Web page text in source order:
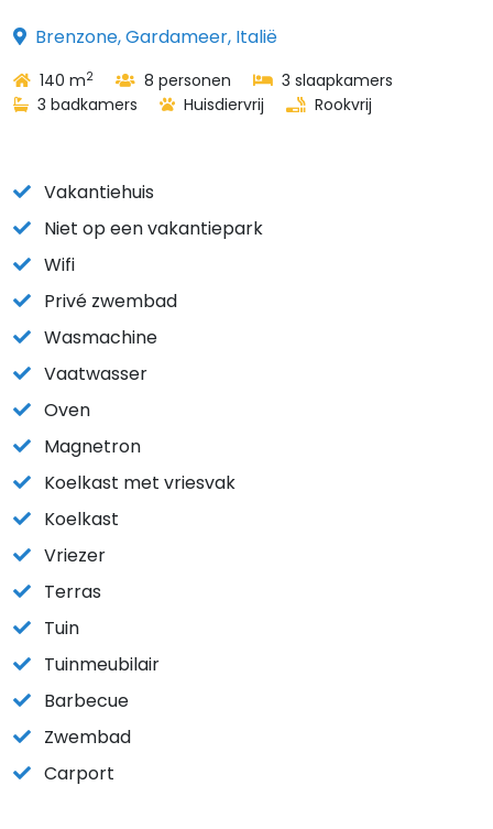
Brenzone, Gardameer, Italië
140 m2 8 personen
3 slaapkamers
3 badkamers
Huisdiervrij Rookvrij
Vakantiehuis
Niet op een vakantiepark
Wifi
Privé zwembad
Wasmachine
Vaatwasser
Oven
Magnetron
Koelkast met vriesvak
Koelkast
Vriezer
Terras
Tuin
Tuinmeubilair
Barbecue
Zwembad
Carport